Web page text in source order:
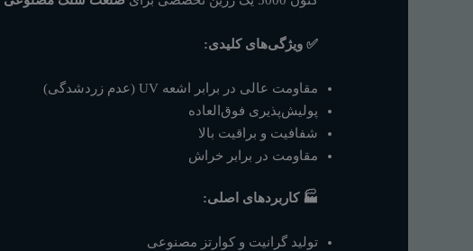
✅ ویژگی‌های کلیدی:
مقاومت عالی در برابر اشعه UV (عدم زردشدگی)
پولیش‌پذیری فوق‌العاده
شفافیت و براقیت بالا
مقاومت در برابر خراش
🏭 کاربردهای اصلی:
تولید گرانیت و کوارتز مصنوعی